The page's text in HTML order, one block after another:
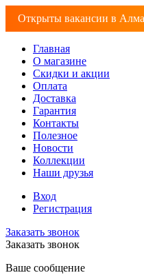
Открыты вакансии в
Главная
О магазине
Скидки и акции
Оплата
Доставка
Гарантия
Контакты
Полезное
Новости
Коллекции
Наши друзья
Вход
Регистрация
Заказать звонок
Заказать звонок
Ваше сообщение